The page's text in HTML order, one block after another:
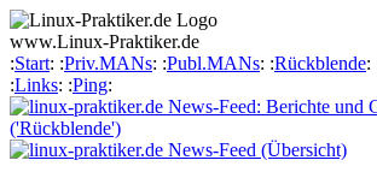
www.Linux-Praktiker.de
:Start: :Priv.MANs: :Publ.MANs: :Rückblende:
:Links: :Ping: